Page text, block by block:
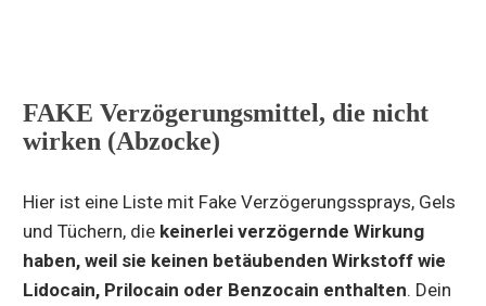
FAKE Verzögerungsmittel, die nicht
wirken (Abzocke)
Hier ist eine Liste mit Fake Verzögerungssprays, Gels
und Tüchern, die keinerlei verzögernde Wirkung
haben, weil sie keinen betäubenden Wirkstoff wie
Lidocain, Prilocain oder Benzocain enthalten. Dein